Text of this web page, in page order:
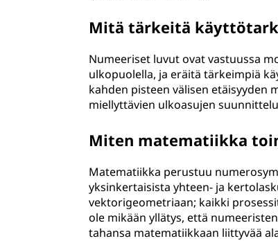
Mitä tärkeitä
Numeeriset luvut ovat vastuussa
ulkopuolella, ja eräitä tärkeimpiä
kahden pisteen välisen etäisyyden
miellyttävien ulkoasujen
Miten matematiikka
Matematiikka perustuu
yksinkertaisista yhteen- ja
vektorigeometriaan; kaikki
ole mikään yllätys, että
tahansa matematiikkaan liittyvää